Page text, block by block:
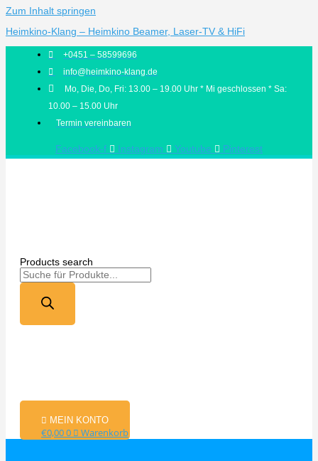
Zum Inhalt springen
Heimkino-Klang – Heimkino Beamer, Laser-TV & HiFi
+0451 – 58599696
info@heimkino-klang.de
Mo, Die, Do, Fri: 13.00 – 19.00 Uhr * Mi geschlossen * Sa:
10.00 – 15.00 Uhr
Termin vereinbaren
Facebook-f Instagram Youtube Pinterest
Products search
MEIN KONTO
€0,000 Warenkorb